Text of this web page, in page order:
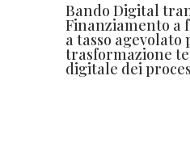
Bando Digital
Finanziamento a
a tasso
trasformazione
digitale dei